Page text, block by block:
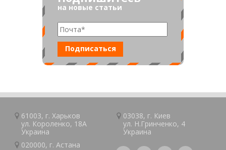
на новые статьи
61003, г.Харьков
ул. Короленко, 18А
Украина
03038, г. Киев
ул. Н.Гринченко, 4
Украина
020000, г.Астана